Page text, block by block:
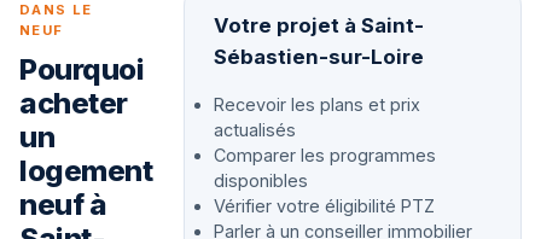
DANS LE
NEUF
Pourquoi
acheter
un
logement
neuf à
Votre projet à Saint-
Sébastien-sur-Loire
Recevoir les plans et prix
actualisés
Comparer les programmes
disponibles
Vérifier votre éligibilité PTZ
Parler à un conseiller immobilier